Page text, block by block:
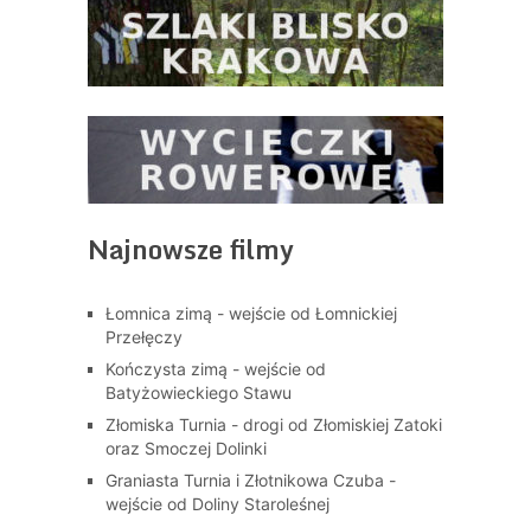
Najnowsze filmy
Łomnica zimą - wejście od Łomnickiej
Przełęczy
Kończysta zimą - wejście od
Batyżowieckiego Stawu
Złomiska Turnia - drogi od Złomiskiej Zatoki
oraz Smoczej Dolinki
Graniasta Turnia i Złotnikowa Czuba -
wejście od Doliny Staroleśnej